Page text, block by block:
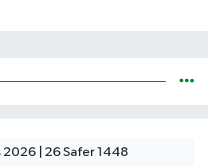
| 26 Safer 1448